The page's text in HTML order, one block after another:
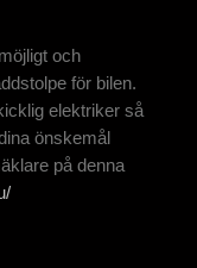
och
för bilen.
elektriker så
önskemål
på denna